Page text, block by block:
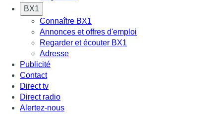
BX1
Connaître BX1
Annonces et offres d'emploi
Regarder et écouter BX1
Adresse
Publicité
Contact
Direct tv
Direct radio
Alertez-nous